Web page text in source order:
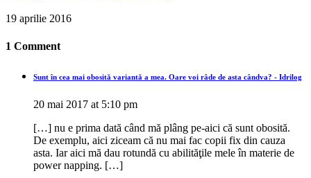
19 aprilie 2016
1 Comment
Sunt în cea mai obosită variantă a mea. Oare voi râde de asta cândva? - Idrilog
20 mai 2017 at 5:10 pm
[…] nu e prima dată când mă plâng pe-aici că sunt obosită.
De exemplu, aici ziceam că nu mai fac copii fix din cauza
asta. Iar aici mă dau rotundă cu abilităţile mele în materie de
power napping. […]